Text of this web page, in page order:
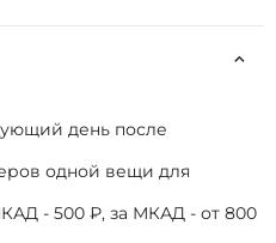
день после
одной вещи для
- 500 ₽, за МКАД - от 800